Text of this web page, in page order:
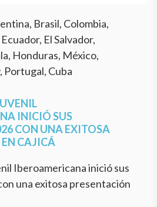
Brasil, Colombia,
El Salvador,
Honduras, México,
Portugal, Cuba
INICIÓ SUS
CON UNA EXITOSA
CAJICÁ
Iberoamericana inició sus
una exitosa presentación